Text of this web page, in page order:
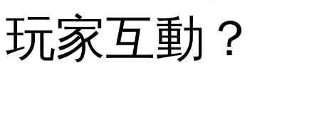
玩家互動？